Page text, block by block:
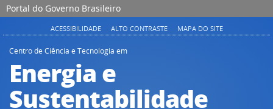
Portal do Governo Brasileiro
ACESSIBILIDADE ALTO CONTRASTE MAPA DO SITE
Centro de Ciência e Tecnologia em
Energia e
Sustentabilidade